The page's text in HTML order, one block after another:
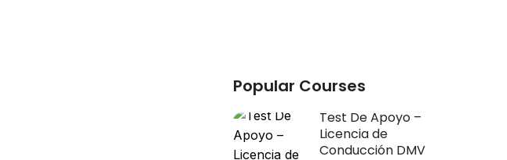
Popular Courses
Test De Apoyo –
Licencia de
Conducción DMV